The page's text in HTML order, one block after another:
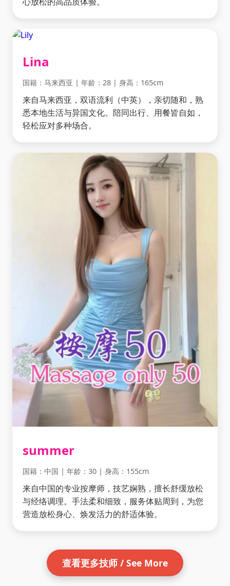
Lina
国籍：马来西亚 | 年龄：28 | 身高：165cm
来自马来西亚，双语流利（中英），亲切随和，熟
悉本地生活与异国文化。陪同出行、用餐皆自如，
轻松应对多种场合。
summer
国籍：中国 | 年龄：30 | 身高：155cm
来自中国的专业按摩师，技艺娴熟，擅长舒缓放松
与经络调理。手法柔和细致，服务体贴周到，为您
营造放松身心、焕发活力的舒适体验。
查看更多技师 / See More